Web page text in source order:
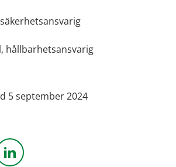
hållbarhetsansvarig
5 september 2024
på X
Dela sidan på Linkedin